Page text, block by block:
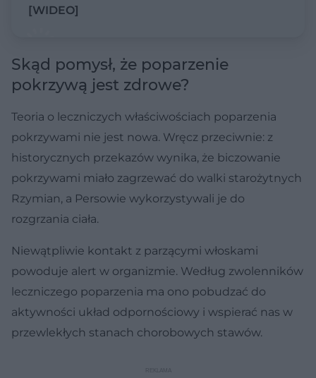
[WIDEO]
Skąd pomysł, że poparzenie
pokrzywą jest zdrowe?
Teoria o leczniczych właściwościach poparzenia
pokrzywami nie jest nowa. Wręcz przeciwnie: z
historycznych przekazów wynika, że biczowanie
pokrzywami miało zagrzewać do walki starożytnych
Rzymian, a Persowie wykorzystywali je do
rozgrzania ciała.
Niewątpliwie kontakt z parzącymi włoskami
powoduje alert w organizmie. Według zwolenników
leczniczego poparzenia ma ono pobudzać do
aktywności układ odpornościowy i wspierać nas w
przewlekłych stanach chorobowych stawów.